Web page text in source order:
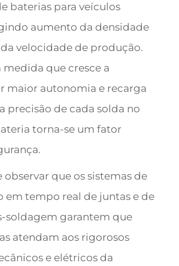
baterias para veículos
aumento da densidade
velocidade de produção.
medida que cresce a
maior autonomia e recarga
precisão de cada solda no
torna-se um fator
que os sistemas de
em tempo real de juntas e de
soldagem garantem que
atendam aos rigorosos
e elétricos da